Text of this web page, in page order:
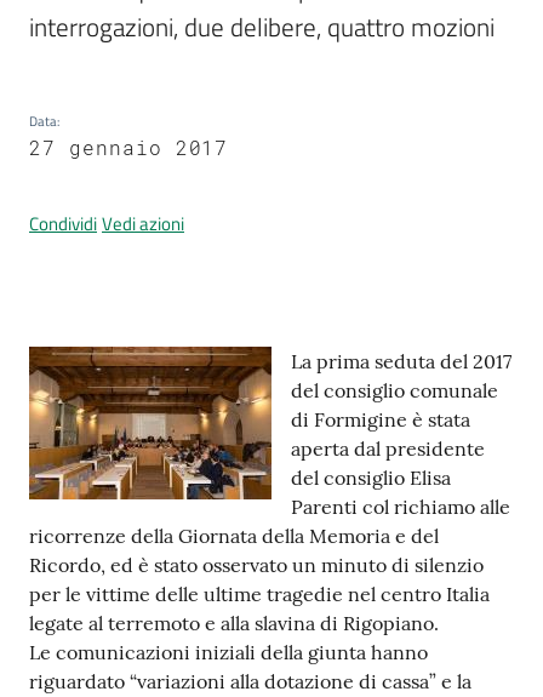
Prenotazione
appuntamenti
A
t
a
M
e
t
o
Tutti
gli
argomenti...
interrogazioni, due delibere, quattro mozioni
Data:
27 gennaio 2017
CondividiVedi azioni
Contenuto
La prima seduta del 2017
del consiglio comunale
di Formigine è stata
aperta dal presidente
del consiglio Elisa
Parenti col richiamo alle
ricorrenze della Giornata della Memoria e del
Ricordo, ed è stato osservato un minuto di silenzio
per le vittime delle ultime tragedie nel centro Italia
legate al terremoto e alla slavina di Rigopiano.
Le comunicazioni iniziali della giunta hanno
riguardato “variazioni alla dotazione di cassa” e la